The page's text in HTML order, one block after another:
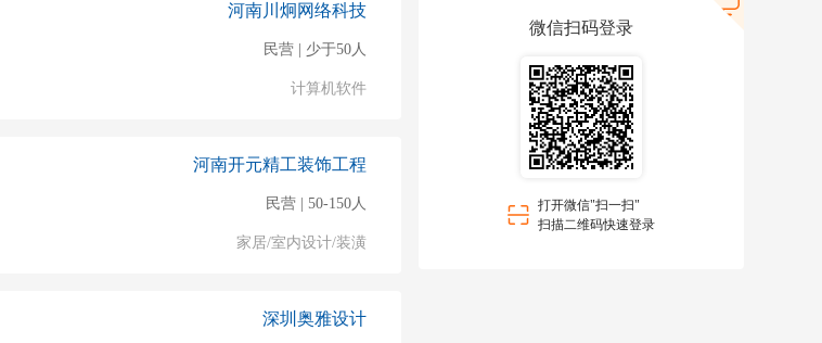
河南川炯网络科技
民营 | 少于50人
计算机软件
河南开元精工装饰工程
民营 | 50-150人
家居/室内设计/装潢
深圳奥雅设计
微信扫码登录
打开微信"扫一扫"
扫描二维码快速登录